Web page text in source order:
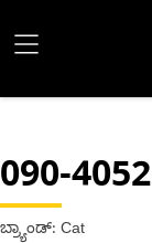
090-4052
ಬ್ರ್ಯಾಂಡ್: Cat